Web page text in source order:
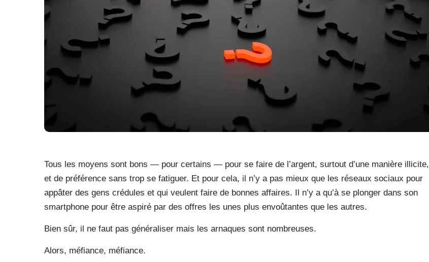
Tous les moyens sont bons — pour certains — pour se faire de l’argent, surtout d’une manière illicite,
et de préférence sans trop se fatiguer. Et pour cela, il n’y a pas mieux que les réseaux sociaux pour
appâter des gens crédules et qui veulent faire de bonnes affaires. Il n’y a qu’à se plonger dans son
smartphone pour être aspiré par des offres les unes plus envoûtantes que les autres.
Bien sûr, il ne faut pas généraliser mais les arnaques sont nombreuses.
Alors, méfiance, méfiance.